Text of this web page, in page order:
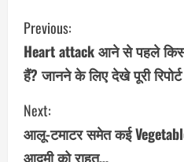
C
o
n
t
i
Previous:
Heart attack आने से पहले
हैं? जानने के लिए देखे पूरी
Next:
आलू-टमाटर समेत कई
आदमी को राहत…